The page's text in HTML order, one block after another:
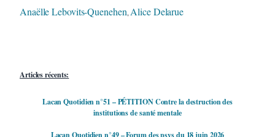
Anaëlle Lebovits-Quenehen,Alice Delarue
Articles récents:
Lacan Quotidien n°51 – PÉTITION Contre la destruction des
institutions de santé mentale